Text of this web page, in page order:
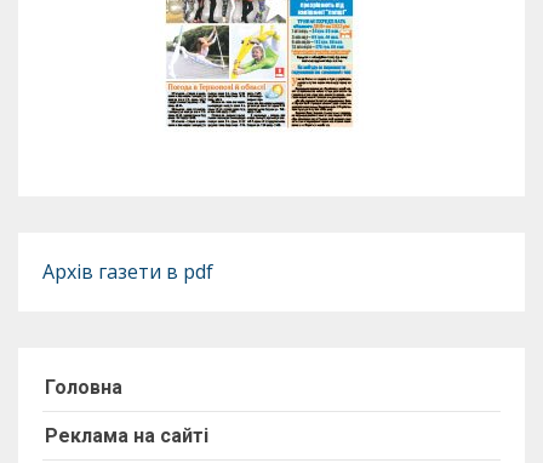
Архів газети в pdf
Головна
Реклама на сайті